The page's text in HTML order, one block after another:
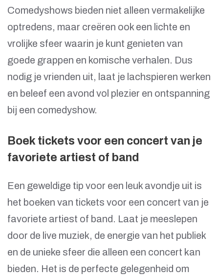
Comedyshows bieden niet alleen vermakelijke
optredens, maar creëren ook een lichte en
vrolijke sfeer waarin je kunt genieten van
goede grappen en komische verhalen. Dus
nodig je vrienden uit, laat je lachspieren werken
en beleef een avond vol plezier en ontspanning
bij een comedyshow.
Boek tickets voor een concert van je
favoriete artiest of band
Een geweldige tip voor een leuk avondje uit is
het boeken van tickets voor een concert van je
favoriete artiest of band. Laat je meeslepen
door de live muziek, de energie van het publiek
en de unieke sfeer die alleen een concert kan
bieden. Het is de perfecte gelegenheid om